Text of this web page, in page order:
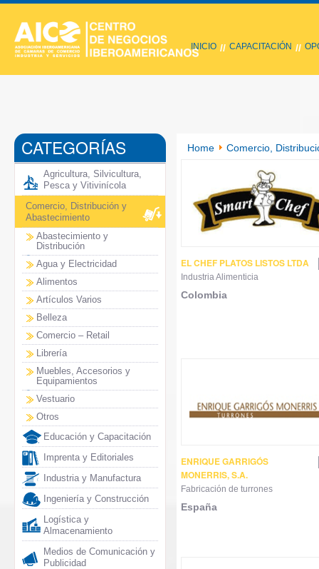
INICIO // CAPACITACIÓN //
CATEGORÍAS
Agricultura, Silvicultura,
Pesca y Vitivinícola
Comercio, Distribución y
Abastecimiento
Abastecimiento y
Distribución
Agua y Electricidad
Alimentos
Artículos Varios
Belleza
Comercio – Retail
Librería
Muebles, Accesorios y
Equipamientos
Vestuario
Otros
Educación y Capacitación
Imprenta y Editoriales
Industria y Manufactura
Ingeniería y Construcción
Logística y
Almacenamiento
Medios de Comunicación y
Publicidad
Home Comercio,
EL CHEF PLATOS LISTOS LTDA
Industria Alimenticia
Colombia
ENRIQUE GARRIGÓS
MONERRIS, S.A.
Fabricación de turrones
España